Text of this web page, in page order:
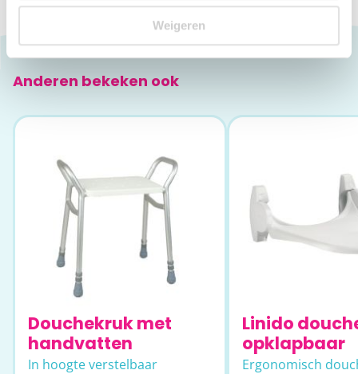
Weigeren
Anderen bekeken ook
Douchekruk met
handvatten
In hoogte verstelbaar
Linido
opklapbaar
Ergonomisch